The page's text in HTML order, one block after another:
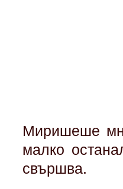
Миришеше
малко
свършва.